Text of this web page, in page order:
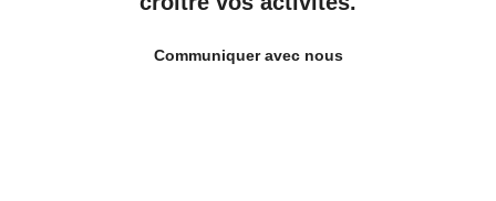
Communiquer avec nous